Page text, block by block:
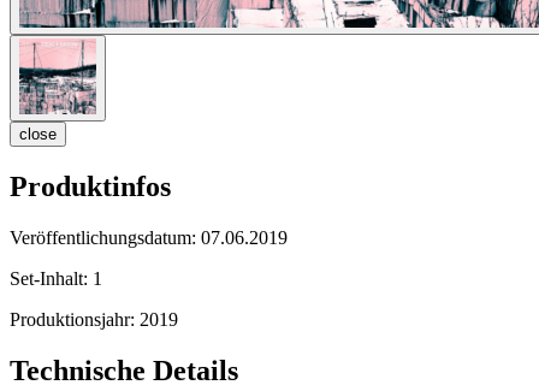
close
Produktinfos
Veröffentlichungsdatum: 07.06.2019
Set-Inhalt: 1
Produktionsjahr: 2019
Technische Details